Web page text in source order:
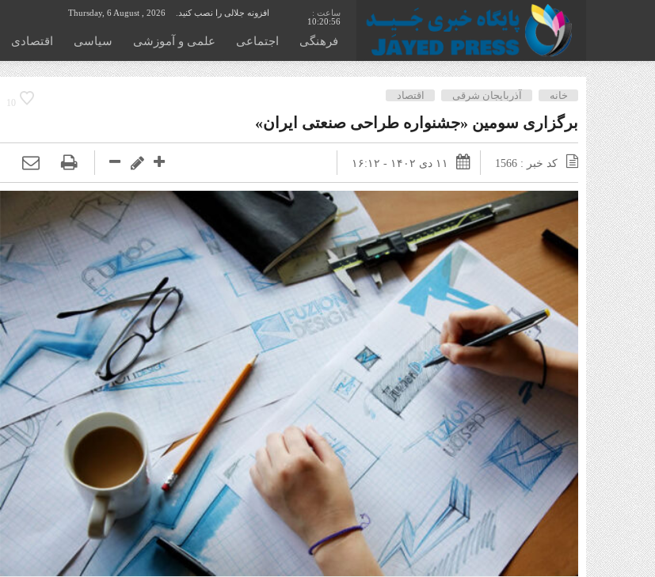
10:20:57
افزونه جلالی را نصب کنید. Thursday, 6 August , 2026
فرهنگی اجتماعی علمی و آموزشی سیاسی اقتصادی
10
خانه آذربایجان شرقی اقتصاد
برگزاری سومین «جشنواره طراحی صنعتی ایران»
کد خبر : 1566 ۱۱ دی ۱۴۰۲ - ۱۶:۱۲